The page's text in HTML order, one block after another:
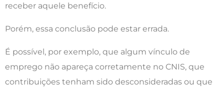
receber aquele benefício.
Porém, essa conclusão pode estar errada.
É possível, por exemplo, que algum vínculo de
emprego não apareça corretamente no CNIS, que
contribuições tenham sido desconsideradas ou que